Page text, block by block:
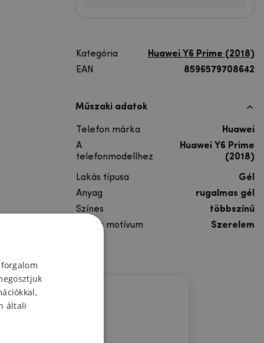
Kategória
Huawei Y6 Prime (2018)
EAN
8596579708642
Műszaki adatok
Telefon márka
Huawei
A
telefonmodellhez
Huawei Y6 Prime
(2018)
Lakás típusa
Gél
Anyag
rugalmas gél
Színes
többszínű
Színes motívum
Szerelem
általi